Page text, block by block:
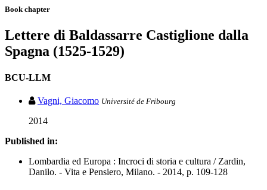
Book chapter
Lettere di Baldassarre Castiglione dalla
Spagna (1525-1529)
BCU-LLM
Vagni, Giacomo Université de Fribourg
2014
Published in:
Lombardia ed Europa : Incroci di storia e cultura / Zardin,
Danilo. - Vita e Pensiero, Milano. - 2014, p. 109-128